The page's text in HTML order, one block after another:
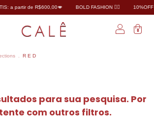
a partir de R$600,00💋 BOLD FASHION ❤️‍🔥 10%OFF
0
R E D
para sua pesquisa. Por
com outros filtros.